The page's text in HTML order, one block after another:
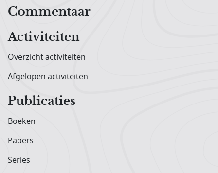
Hoofdnavigatiemenu
Commentaar
Activiteiten
Overzicht activiteiten
Afgelopen activiteiten
Publicaties
Boeken
Papers
Series